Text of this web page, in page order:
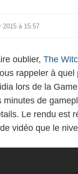
2015 à 15:57
oublier, The
rappeler à
lors de la
minutes de
Le rendu est
vidéo que le